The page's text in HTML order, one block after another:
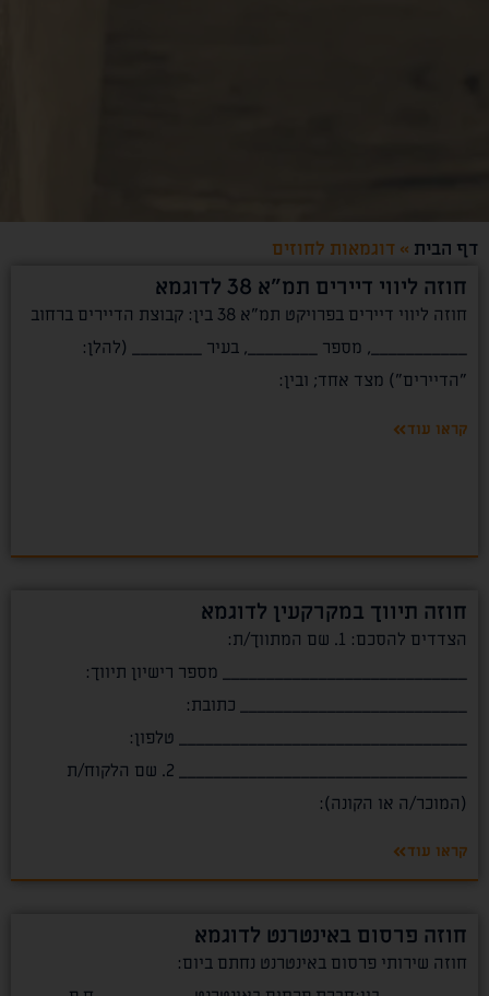
דף הבית » דוגמאות לחוזים
חוזה ליווי דיירים תמ"א 38 לדוגמא
חוזה ליווי דיירים בפרויקט תמ"א 38 בין: קבוצת הדיירים ברחוב
___________, מספר ________, בעיר ________ (להלן:
"הדיירים") מצד אחד; ובין:
קראו עוד
חוזה תיווך במקרקעין לדוגמא
הצדדים להסכם: 1. שם המתווך/ת:
____________________________ מספר רישיון תיווך:
__________________________ כתובת:
_________________________________ טלפון:
_________________________________ 2. שם הלקוח/ת
(המוכר/ה או הקונה):
קראו עוד
חוזה פרסום באינטרנט לדוגמא
חוזה שירותי פרסום באינטרנט נחתם ביום: